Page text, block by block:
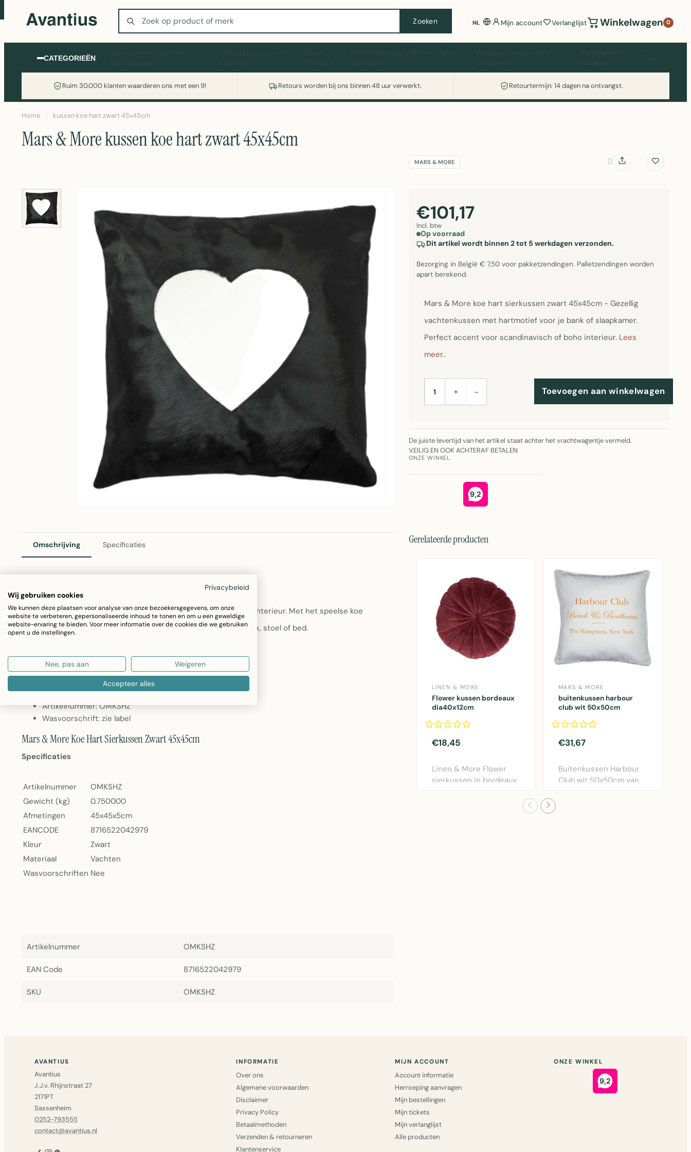
Zoeken
Zoeken NL Mijn account Verlanglijst Winkelwagen 0
CATEGORIEËN
Ruim 30.000 klanten waarderen ons met een 9! Retours worden bij ons binnen 48 uur verwerkt. Retourtermijn: 14 dagen na ontvangst.
Wasmachine of koelkast nodig? Vergelijk alle prijzen op Witgoedaanbod.nl
Home / kussen koe hart zwart 45x45cm
Mars & More kussen koe hart zwart 45x45cm
MARS & MORE
€101,17
Incl. btw
Op voorraad
Dit artikel wordt binnen 2 tot 5 werkdagen verzonden.
Bezorging in België € 7,50 voor pakketzendingen. Palletzendingen worden
apart berekend.
Mars & More koe hart sierkussen zwart 45x45cm - Gezellig
vachtenkussen met hartmotief voor je bank of slaapkamer.
Perfect accent voor scandinavisch of boho interieur. Lees
meer..
AANTAL+ − Toevoegen aan winkelwagen
De juiste levertijd van het artikel staat achter het vrachtwagentje vermeld.
VEILIG EN OOK ACHTERAF BETALEN
ONZE WINKEL
Omschrijving Specificaties
Mars & More Koe Hart Sierkussen Zwart 45x45cm
Dit leuke sierkussen van Mars & More voegt karakter toe aan je interieur. Met het speelse koe
hartmotief in zwart is het een opvallende accessoire voor je bank, stoel of bed.
Afmetingen: 45x45cm
Materiaal: Zacht vachten
Gewicht: 750 gram
Artikelnummer: OMKSHZ
Wasvoorschrift: zie label
Mars & More Koe Hart Sierkussen Zwart 45x45cm
Specificaties
Artikelnummer
OMKSHZ
Gewicht (kg)
0.750000
Afmetingen
45x45x5cm
EANCODE
8716522042979
Kleur
Zwart
Materiaal
Vachten
Wasvoorschriften Nee
Artikelnummer OMKSHZ
EAN Code 8716522042979
SKU OMKSHZ
Gerelateerde producten
LINEN & MORE
Flower kussen bordeaux
dia40x12cm
€18,45
Linen & More Flower
sierkussen in bordeaux
MARS & MORE
buitenkussen harbour
club wit 50x50cm
€31,67
Buitenkussen Harbour
Club wit 50x50cm van
AVANTIUS
Avantius
J.J.v. Rhijnstraat 27
2171PT
Sassenheim
0252-793555
contact@avantius.nl
INFORMATIE
Over ons
Algemene voorwaarden
Disclaimer
Privacy Policy
Betaalmethoden
Verzenden & retourneren
Klantenservice
MIJN ACCOUNT
Account informatie
Herroeping aanvragen
Mijn bestellingen
Mijn tickets
Mijn verlanglijst
Alle producten
ONZE WINKEL
Privacybeleid
Wij gebruiken cookies
We kunnen deze plaatsen voor analyse van onze bezoekersgegevens, om onze
website te verbeteren, gepersonaliseerde inhoud te tonen en om u een geweldige
website-ervaring te bieden. Voor meer informatie over de cookies die we gebruiken
opent u de instellingen.
Nee, pas aan Weigeren
Accepteer alles